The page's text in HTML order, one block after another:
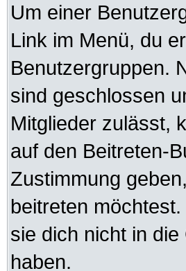
Um einer
Link im Menü, du
Benutzergruppen.
sind geschlossen
Mitglieder zulässt,
auf den Beitreten-
Zustimmung
beitreten
sie dich nicht in
haben.